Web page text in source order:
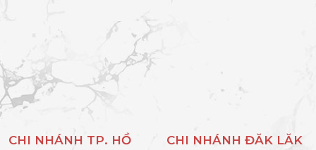
CHI NHÁNH TP. HỒ
CHI NHÁNH ĐĂK LĂK